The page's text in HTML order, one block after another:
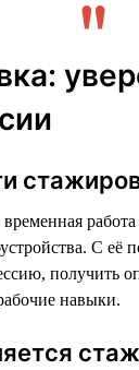
работа
С
получить
навыки.